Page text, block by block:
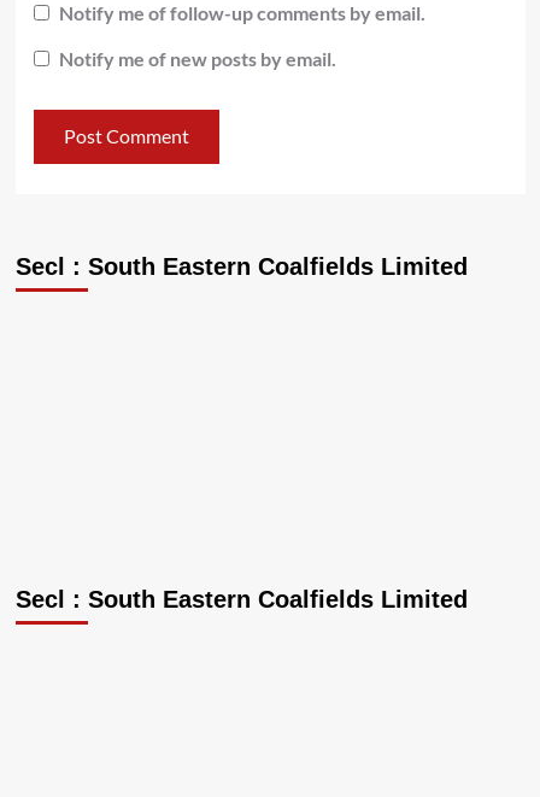
Notify me of follow-up comments by email.
Notify me of new posts by email.
Secl : South Eastern Coalfields Limited
Secl : South Eastern Coalfields Limited